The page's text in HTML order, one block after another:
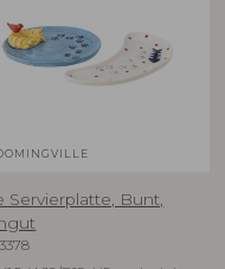
Servierplatte, Bunt,